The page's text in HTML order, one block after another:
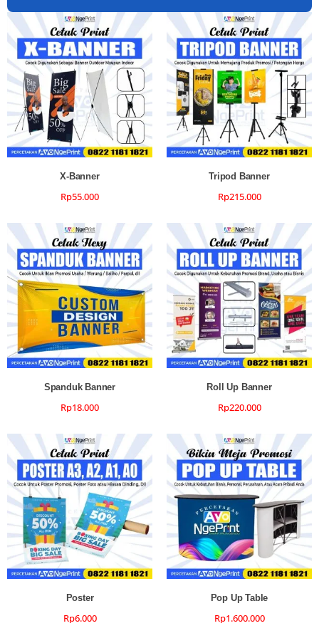
X-Banner
Rp55.000
Tripod Banner
Rp215.000
Spanduk Banner
Rp18.000
Roll Up Banner
Rp220.000
Poster
Rp6.000
Pop Up Table
Rp1.600.000